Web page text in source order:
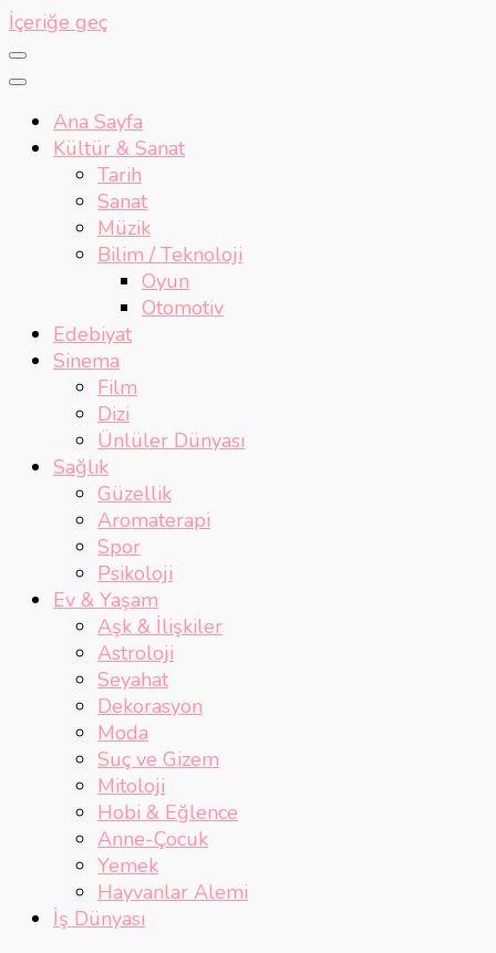
İçeriğe geç
Ana Sayfa
Kültür & Sanat
Tarih
Sanat
Müzik
Bilim / Teknoloji
Oyun
Otomotiv
Edebiyat
Sinema
Film
Dizi
Ünlüler Dünyası
Sağlık
Güzellik
Aromaterapi
Spor
Psikoloji
Ev & Yaşam
Aşk & İlişkiler
Astroloji
Seyahat
Dekorasyon
Moda
Suç ve Gizem
Mitoloji
Hobi & Eğlence
Anne-Çocuk
Yemek
Hayvanlar Alemi
İş Dünyası